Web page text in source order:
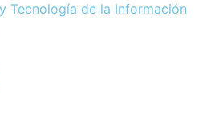
Tecnología de la Información